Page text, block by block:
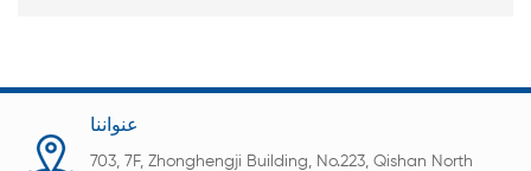
عنواننا
703, 7F, Zhonghengji Building, No.223, Qishan North